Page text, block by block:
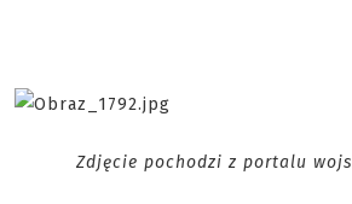
Zdjęcie pochodzi z portalu